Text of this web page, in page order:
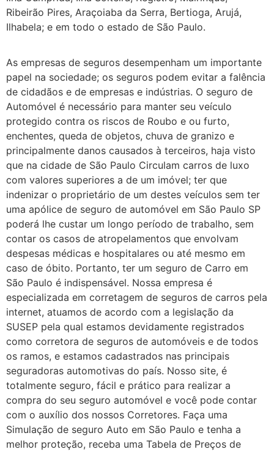
Ribeirão Pires, Araçoiaba da Serra, Bertioga, Arujá,
Ilhabela; e em todo o estado de São Paulo.
As empresas de seguros desempenham um importante
papel na sociedade; os seguros podem evitar a falência
de cidadãos e de empresas e indústrias. O seguro de
Automóvel é necessário para manter seu veículo
protegido contra os riscos de Roubo e ou furto,
enchentes, queda de objetos, chuva de granizo e
principalmente danos causados à terceiros, haja visto
que na cidade de São Paulo Circulam carros de luxo
com valores superiores a de um imóvel; ter que
indenizar o proprietário de um destes veículos sem ter
uma apólice de seguro de automóvel em São Paulo SP
poderá lhe custar um longo período de trabalho, sem
contar os casos de atropelamentos que envolvam
despesas médicas e hospitalares ou até mesmo em
caso de óbito. Portanto, ter um seguro de Carro em
São Paulo é indispensável. Nossa empresa é
especializada em corretagem de seguros de carros pela
internet, atuamos de acordo com a legislação da
SUSEP pela qual estamos devidamente registrados
como corretora de seguros de automóveis e de todos
os ramos, e estamos cadastrados nas principais
seguradoras automotivas do país. Nosso site, é
totalmente seguro, fácil e prático para realizar a
compra do seu seguro automóvel e você pode contar
com o auxílio dos nossos Corretores. Faça uma
Simulação de seguro Auto em São Paulo e tenha a
melhor proteção, receba uma Tabela de Preços de